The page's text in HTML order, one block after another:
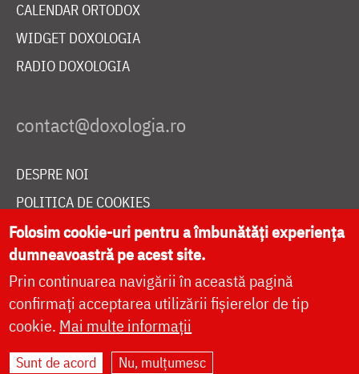
CALENDAR ORTODOX
WIDGET DOXOLOGIA
RADIO DOXOLOGIA
DESPRE NOI
POLITICA DE COOKIES
DONEAZĂ ONLINE PENTRU CATEDRALA NAȚIONALĂ
LIVE
Folosim cookie-uri pentru a îmbunătăți experiența
dumneavoastră pe acest site.
Prin continuarea navigării în această pagină
confirmați acceptarea utilizării fișierelor de tip
cookie. Mai multe informații
Sunt de acord Nu, mulțumesc